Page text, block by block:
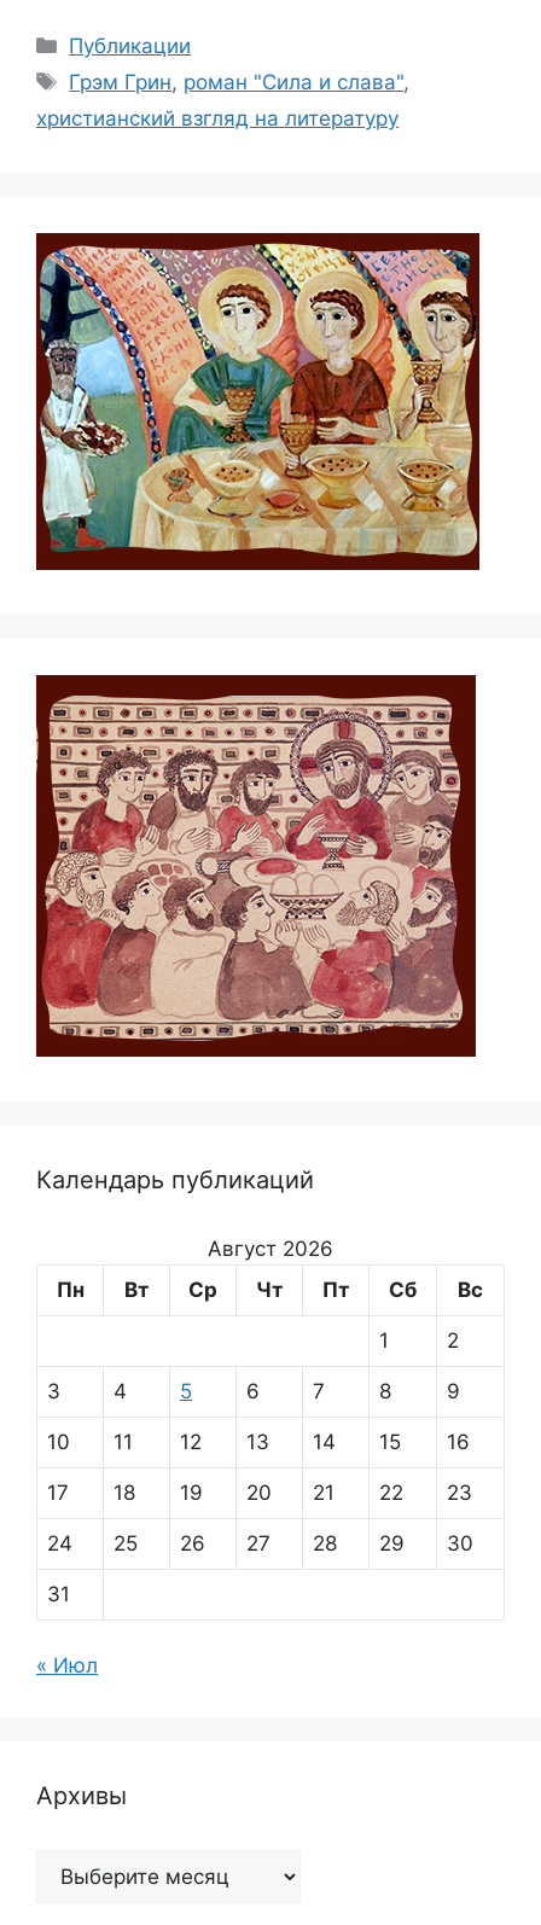
Рубрики
Публикации
Метки
Грэм Грин, роман "Сила и слава",
христианский взгляд на литературу
Календарь публикаций
Август 2026
Пн
Вт Ср Чт Пт Сб Вс
1 2
3 4 5 6 7 8 9
10 11 12 13 14 15 16
17 18 19 20 21 22 23
24 25 26 27 28 29 30
31
« Июл
Архивы
Архивы